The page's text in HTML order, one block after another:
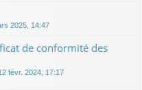
2025, 14:47
de conformité des
févr. 2024, 17:17